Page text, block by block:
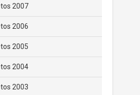
2007
2006
2005
2004
2003